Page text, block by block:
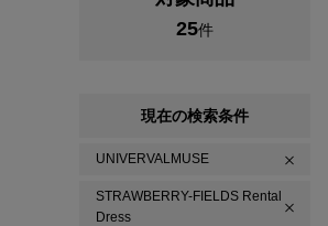
25件
現在の検索条件
UNIVERVALMUSE
STRAWBERRY-FIELDS Rental
Dress